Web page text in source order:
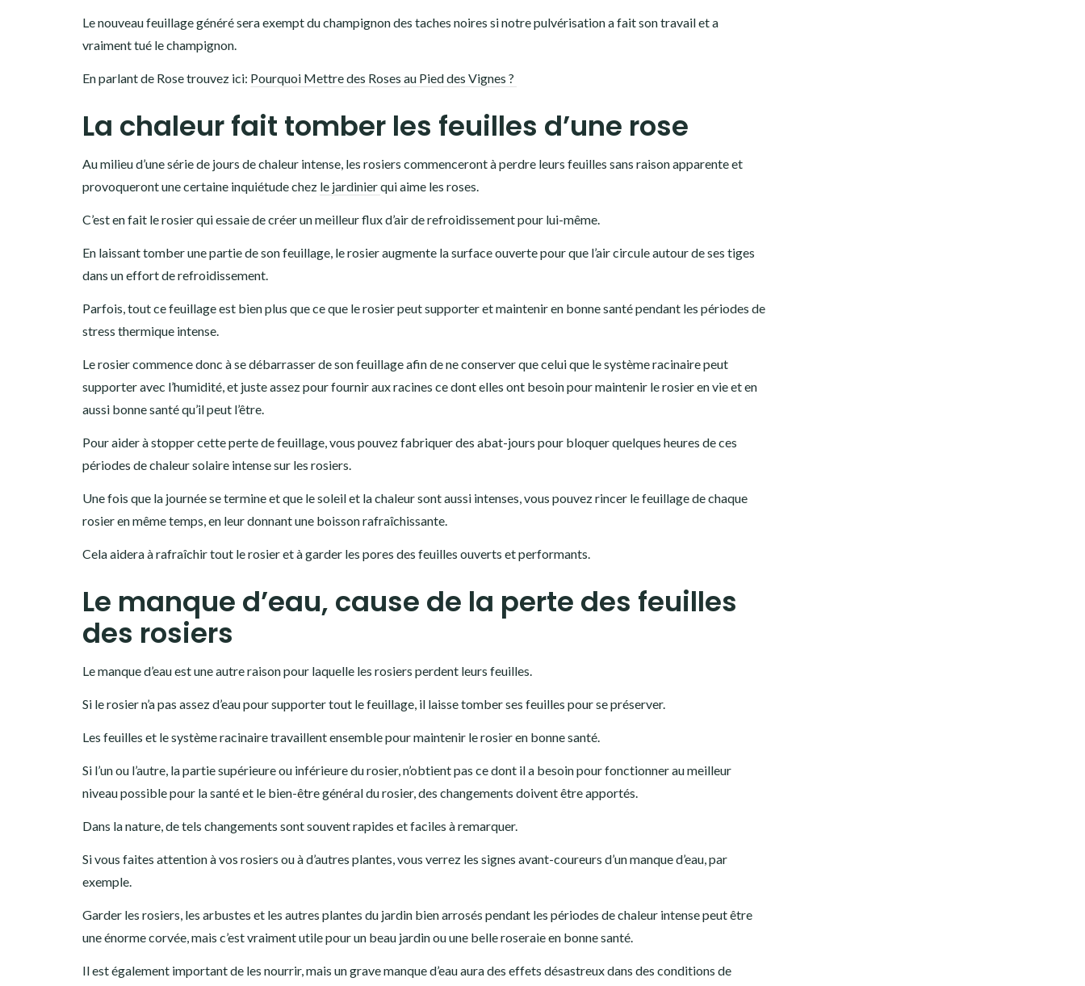
Le nouveau feuillage généré sera exempt du champignon des taches noires si notre pulvérisation a fait son travail et a
vraiment tué le champignon.
En parlant de Rose trouvez ici: Pourquoi Mettre des Roses au Pied des Vignes ?
La chaleur fait tomber les feuilles d’une rose
Au milieu d’une série de jours de chaleur intense, les rosiers commenceront à perdre leurs feuilles sans raison apparente et
provoqueront une certaine inquiétude chez le jardinierqui aime les roses.
C’est en fait le rosier qui essaie de créer un meilleur flux d’air de refroidissement pour lui-même.
En laissant tomber une partie de son feuillage, le rosier augmente la surface ouverte pour que l’air circule autour de ses tiges
dans un effort de refroidissement.
Parfois, tout ce feuillage est bien plus que ce que le rosier peut supporter et maintenir en bonne santé pendant les périodes de
stress thermique intense.
Le rosier commence donc à se débarrasser de son feuillage afin de ne conserver que celui que le système racinaire peut
supporter avec l’humidité, et juste assez pour fournir aux racines ce dont elles ont besoin pour maintenir le rosier en vie et en
aussi bonne santé qu’il peut l’être.
Pour aider à stopper cette perte de feuillage, vous pouvez fabriquer des abat-jours pour bloquer quelques heures de ces
périodes de chaleur solaire intense sur les rosiers.
Une fois que la journée se termine et que le soleil et la chaleur sont aussi intenses, vous pouvez rincer le feuillage de chaque
rosier en même temps, en leur donnant une boisson rafraîchissante.
Cela aidera à rafraîchir tout le rosier et à garder les pores des feuilles ouverts et performants.
Le manque d’eau, cause de la perte des feuilles
des rosiers
Le manque d’eau est une autre raison pour laquelle les rosiers perdent leurs feuilles.
Si le rosier n’a pas assez d’eau pour supporter tout le feuillage, il laisse tomber ses feuilles pour se préserver.
Les feuilles et le système racinaire travaillent ensemble pour maintenir le rosier en bonne santé.
Si l’un ou l’autre, la partie supérieure ou inférieure du rosier, n’obtient pas ce dont il a besoin pour fonctionner au meilleur
niveau possible pour la santé et le bien-être général du rosier, des changements doivent être apportés.
Dans la nature, de tels changements sont souvent rapides et faciles à remarquer.
Si vous faites attention à vos rosiers ou à d’autres plantes, vous verrez les signes avant-coureurs d’un manque d’eau, par
exemple.
Garder les rosiers, les arbustes et les autres plantes du jardin bien arrosés pendant les périodes de chaleur intense peut être
une énorme corvée, mais c’est vraiment utile pour un beau jardin ou une belle roseraie en bonne santé.
Il est également important de les nourrir, mais un grave manque d’eau aura des effets désastreux dans des conditions de